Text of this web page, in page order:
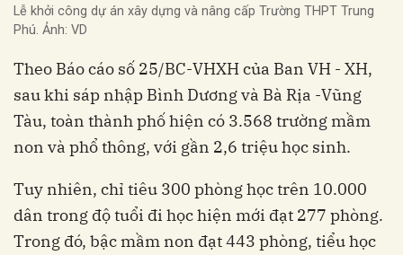
Lễ khởi công dự án xây dựng và nâng cấp Trường THPT Trung
Phú. Ảnh: VD
Theo Báo cáo số 25/BC-VHXH của Ban VH - XH,
sau khi sáp nhập Bình Dương và Bà Rịa -Vũng
Tàu, toàn thành phố hiện có 3.568 trường mầm
non và phổ thông, với gần 2,6 triệu học sinh.
Tuy nhiên, chỉ tiêu 300 phòng học trên 10.000
dân trong độ tuổi đi học hiện mới đạt 277 phòng.
Trong đó, bậc mầm non đạt 443 phòng, tiểu học